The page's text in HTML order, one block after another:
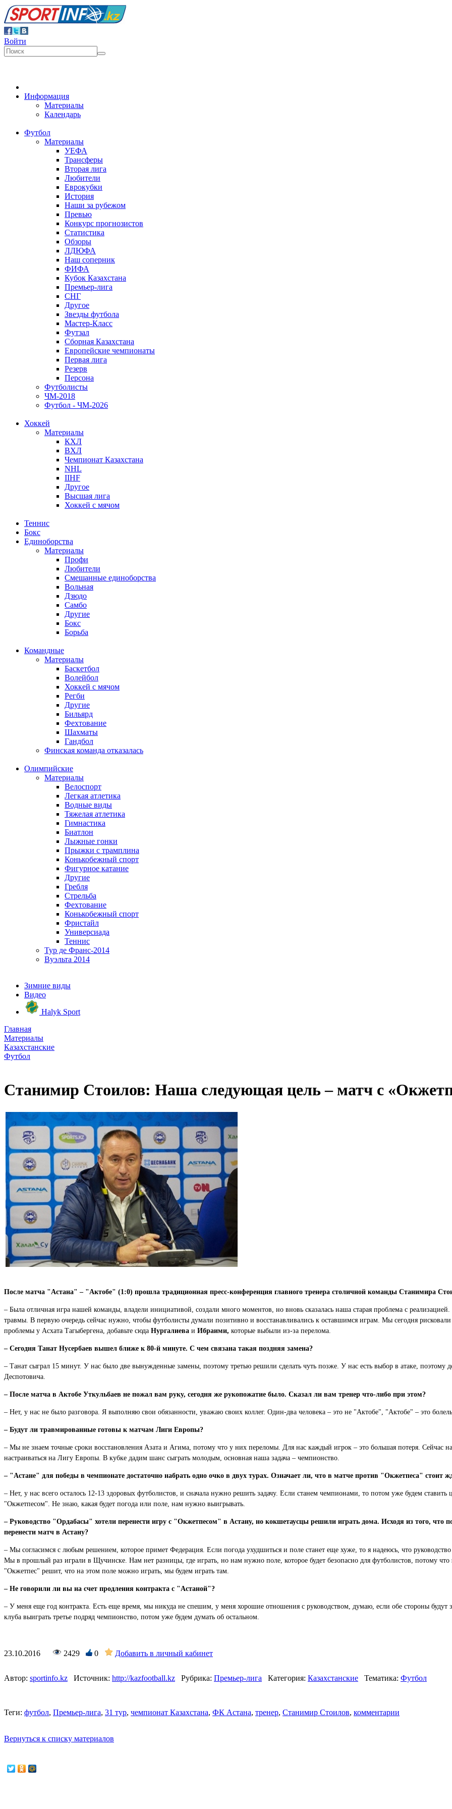
Войти
Информация
Материалы
Календарь
Футбол
Материалы
УЕФА
Трансферы
Вторая лига
Любители
Еврокубки
История
Наши за рубежом
Превью
Конкурс прогнозистов
Статистика
Обзоры
ЛДЮФА
Наш соперник
ФИФА
Кубок Казахстана
Премьер-лига
СНГ
Другое
Звезды футбола
Мастер-Класс
Футзал
Сборная Казахстана
Европейские чемпионаты
Первая лига
Резерв
Персона
Футболисты
ЧМ-2018
Футбол - ЧМ-2026
Хоккей
Материалы
КХЛ
ВХЛ
Чемпионат Казахстана
NHL
IIHF
Другое
Высшая лига
Хоккей с мячом
Теннис
Бокс
Единоборства
Материалы
Профи
Любители
Смешанные единоборства
Вольная
Дзюдо
Самбо
Другие
Бокс
Борьба
Командные
Материалы
Баскетбол
Волейбол
Хоккей с мячом
Регби
Другие
Бильярд
Фехтование
Шахматы
Гандбол
Финская команда отказалась
Олимпийские
Материалы
Велоспорт
Легкая атлетика
Водные виды
Тяжелая атлетика
Гимнастика
Биатлон
Лыжные гонки
Прыжки с трамплина
Конькобежный спорт
Фигурное катание
Другие
Гребля
Стрельба
Фехтование
Конькобежный спорт
Фристайл
Универсиада
Теннис
Тур де Франс-2014
Вуэльта 2014
Зимние виды
Видео
Halyk Sport
Главная
Материалы
Казахстанские
Футбол
Станимир Стоилов: Наша следующая цель – матч с
После матча "Астана" – "Актобе" (1:0) прошла традиционная пресс-конференция главного тренера столичной команды Станимира
– Была отличная игра нашей команды, владели инициативой, создали много моментов, но вновь сказалась наша старая проблема с
травмы. В первую очередь сейчас нужно, чтобы футболисты думали позитивно и восстанавливались к оставшимся играм. Мы сегодня
проблемы у Асхата Тагыбергена, добавьте сюда Нургалиева и Ибраими, которые выбыли из-за перелома.
– Сегодня Танат Нусербаев вышел ближе к 80-й минуте. С чем связана такая поздняя замена?
– Танат сыграл 15 минут. У нас было две вынужденные замены, поэтому третью решили сделать чуть позже. У нас есть выбор в атаке, поэтому
Деспотовича.
– После матча в Актобе Уткульбаев не пожал вам руку, сегодня же рукопожатие было. Сказал ли вам тренер что-либо при этом?
– Нет, у нас не было разговора. Я выполняю свои обязанности, уважаю своих коллег. Один-два человека – это не "Актобе", "Актобе" – это
– Будут ли травмированные готовы к матчам Лиги Европы?
– Мы не знаем точные сроки восстановления Азата и Агима, потому что у них переломы. Для нас каждый игрок – это большая потеря. Сейчас
настраиваться на Лигу Европы. В кубке дадим шанс сыграть молодым, основная наша задача – чемпионство.
– "Астане" для победы в чемпионате достаточно набрать одно очко в двух турах. Означает ли, что в матче против "Окжетпеса" стоит
– Нет, у нас всего осталось 12-13 здоровых футболистов, и сначала нужно решить задачу. Если станем чемпионами, то потом уже будем
"Окжетпесом". Не знаю, какая будет погода или поле, нам нужно выигрывать.
– Руководство "Ордабасы" хотели перенести игру с "Окжетпесом" в Астану, но кокшетаусцы решили играть дома. Исходя из того, что
перенести матч в Астану?
– Мы согласимся с любым решением, которое примет Федерация. Если погода ухудшиться и поле станет еще хуже, то я надеюсь, что
Мы в прошлый раз играли в Щучинске. Нам нет разницы, где играть, но нам нужно поле, которое будет безопасно для футболистов, потому
"Окжетпес" решит, что на этом поле можно играть, мы будем играть там.
– Не говорили ли вы на счет продления контракта с "Астаной"?
– У меня еще год контракта. Есть еще время, мы никуда не спешим, у меня хорошие отношения с руководством, думаю, если обе стороны
клуба выиграть третье подряд чемпионство, потом уже будем думать об остальном.
23.10.2016 2429 0 Добавить в личный кабинет
Автор: sportinfo.kz Источник: http://kazfootball.kz Рубрика: Премьер-лига Категория: Казахстанские Тематика: Футбол
Теги: футбол, Премьер-лига, 31 тур, чемпионат Казахстана, ФК Астана, тренер, Станимир Стоилов, комментарии
Вернуться к списку материалов